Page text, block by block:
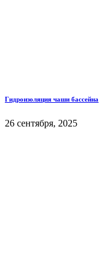
Гидроизоляция чаши бассейна
26 сентября, 2025